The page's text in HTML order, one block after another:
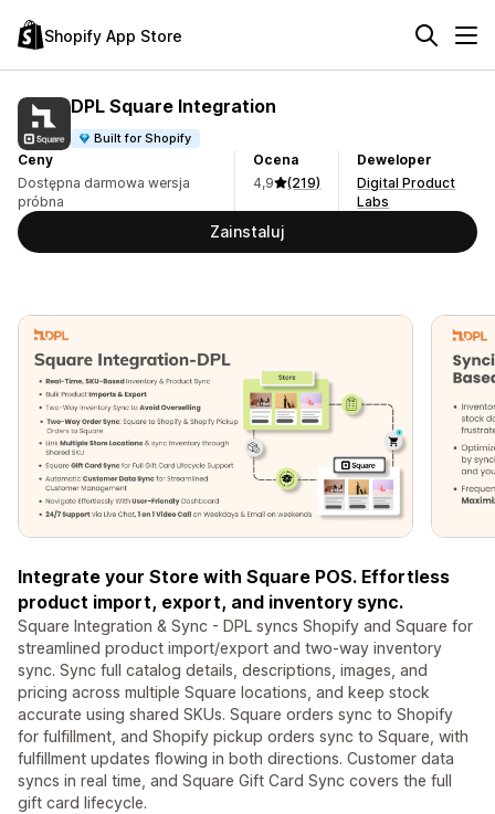
Shopify App Store
DPL Square Integration
Built for Shopify
Ceny
Dostępna darmowa wersja
próbna
Ocena
4,9
(219)
Deweloper
Digital Product
Labs
Zainstaluj
Integrate your Store with Square POS. Effortless
product import, export, and inventory sync.
Square Integration & Sync - DPL syncs Shopify and Square for
streamlined product import/export and two-way inventory
sync. Sync full catalog details, descriptions, images, and
pricing across multiple Square locations, and keep stock
accurate using shared SKUs. Square orders sync to Shopify
for fulfillment, and Shopify pickup orders sync to Square, with
fulfillment updates flowing in both directions. Customer data
syncs in real time, and Square Gift Card Sync covers the full
gift card lifecycle.